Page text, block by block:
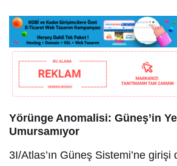
Yörünge Anomalisi: Güneş’in
Umursamıyor
3I/Atlas’ın Güneş Sistemi’ne girişi